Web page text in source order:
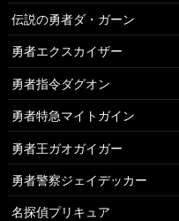
伝説の勇者ダ・ガーン
勇者エクスカイザー
勇者指令ダグオン
勇者特急マイトガイン
勇者王ガオガイガー
勇者警察ジェイデッカー
名探偵プリキュア